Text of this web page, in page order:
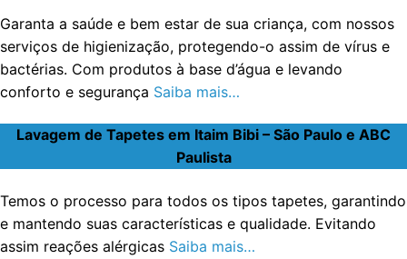
Garanta a saúde e bem estar de sua criança, com nossos
serviços de higienização, protegendo-o assim de vírus e
bactérias. Com produtos à base d’água e levando
conforto e segurança Saiba mais…
Lavagem de Tapetes em Itaim Bibi – São Paulo e ABC
Paulista
Temos o processo para todos os tipos tapetes, garantindo
e mantendo suas características e qualidade. Evitando
assim reações alérgicas Saiba mais…